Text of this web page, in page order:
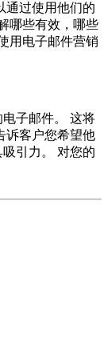
通过使用他们的
哪些有效，哪些
用电子邮件营销
子邮件。 这将
诉客户您希望他
引力。 对您的